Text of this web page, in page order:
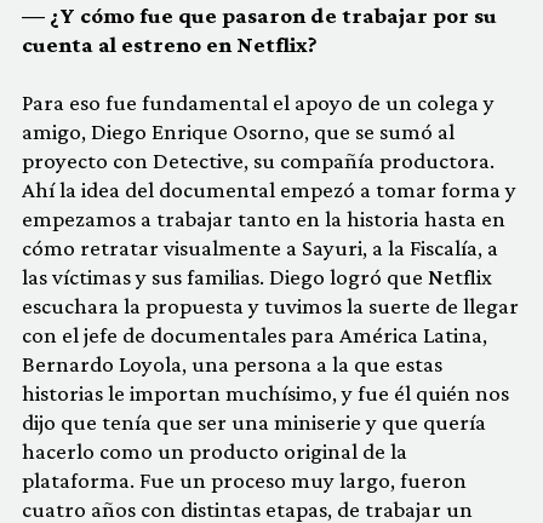
— ¿Y cómo fue que pasaron de trabajar por su
cuenta al estreno en Netflix?
Para eso fue fundamental el apoyo de un colega y
amigo, Diego Enrique Osorno, que se sumó al
proyecto con Detective, su compañía productora.
Ahí la idea del documental empezó a tomar forma y
empezamos a trabajar tanto en la historia hasta en
cómo retratar visualmente a Sayuri, a la Fiscalía, a
las víctimas y sus familias. Diego logró que Netflix
escuchara la propuesta y tuvimos la suerte de llegar
con el jefe de documentales para América Latina,
Bernardo Loyola, una persona a la que estas
historias le importan muchísimo, y fue él quién nos
dijo que tenía que ser una miniserie y que quería
hacerlo como un producto original de la
plataforma. Fue un proceso muy largo, fueron
cuatro años con distintas etapas, de trabajar un